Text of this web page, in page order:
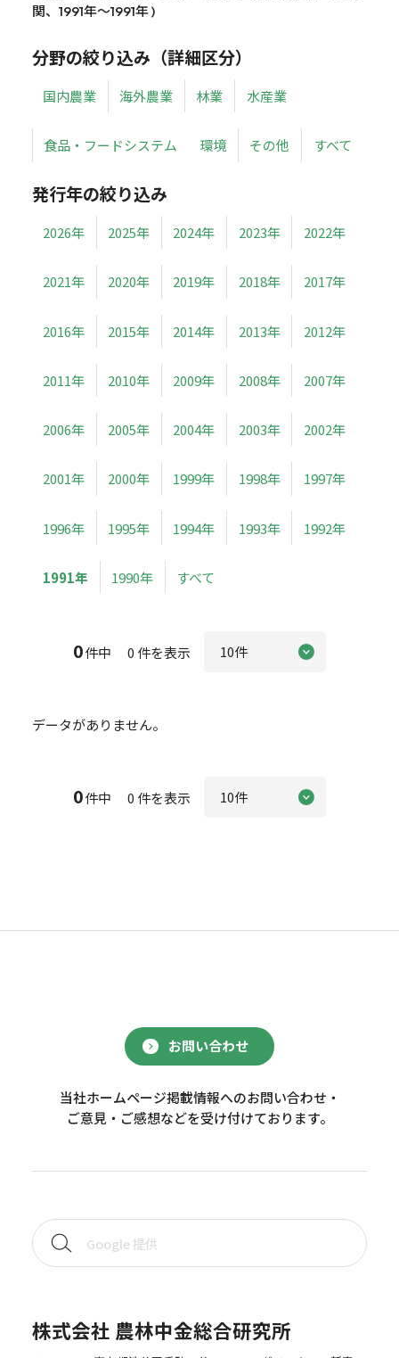
関、1991年～1991年 )
分野の絞り込み（詳細区分）
国内農業 海外農業 林業 水産業
食品・フードシステム 環境 その他 すべて
発行年の絞り込み
2026年 2025年 2024年 2023年 2022年
2021年 2020年 2019年 2018年 2017年
2016年 2015年 2014年 2013年 2012年
2011年 2010年 2009年 2008年 2007年
2006年 2005年 2004年 2003年 2002年
2001年 2000年 1999年 1998年 1997年
1996年 1995年 1994年 1993年 1992年
1991年 1990年 すべて
0件中 0 件を表示
データがありません。
0件中 0 件を表示
お問い合わせ
当社ホームページ掲載情報へのお問い合わせ・
ご意見・ご感想などを受け付けております。
株式会社 農林中金総合研究所